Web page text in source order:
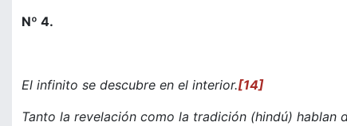
Nº 4.
El infinito se descubre en el interior.[14]
Tanto la revelación como la tradición (hindú) hablan